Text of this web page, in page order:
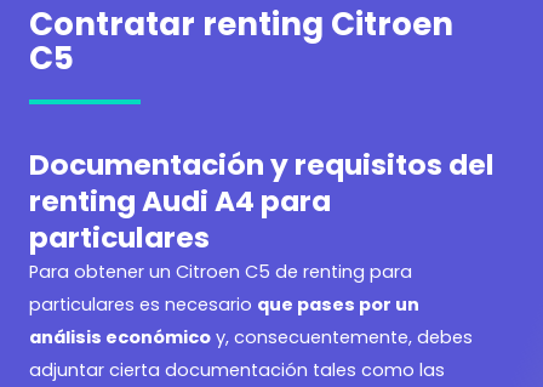
Contratar renting Citroen
C5
Documentación y requisitos del
renting Audi A4 para
particulares
Para obtener un Citroen C5 de renting para
particulares es necesario que pases por un
análisis económico y, consecuentemente, debes
adjuntar cierta documentación tales como las